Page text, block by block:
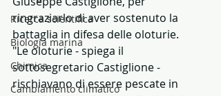
Ricerca scientifica
Biologia marina
Chimica
Cambiamento climatico
ringraziarlo di aver sostenuto la
battaglia in difesa delle oloturie.
"Le oloturie - spiega il
sottosegretario Castiglione -
rischiavano di essere pescate in